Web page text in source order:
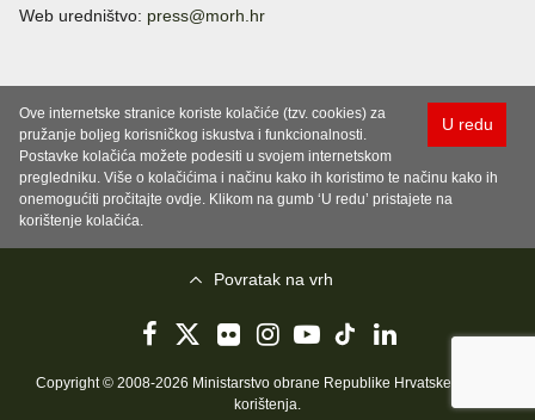
Web uredništvo: press@morh.hr
U redu
Ove internetske stranice koriste kolačiće (tzv. cookies) za
pružanje boljeg korisničkog iskustva i funkcionalnosti.
Postavke kolačića možete podesiti u svojem internetskom
pregledniku. Više o kolačićima i načinu kako ih koristimo te načinu kako ih
onemogućiti pročitajte ovdje. Klikom na gumb ‘U redu’ pristajete na
korištenje kolačića.
Povratak na vrh
Copyright © 2008-2026 Ministarstvo obrane Republike Hrvatske..
korištenja.